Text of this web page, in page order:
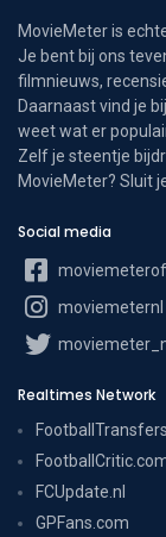
MovieMeter is
Je bent bij ons
filmnieuws,
Daarnaast vind je
weet wat er
Zelf je steentje
MovieMeter? Sluit
Social media
moviemeternl
Realtimes Network
FCUpdate.nl
GPFans.com